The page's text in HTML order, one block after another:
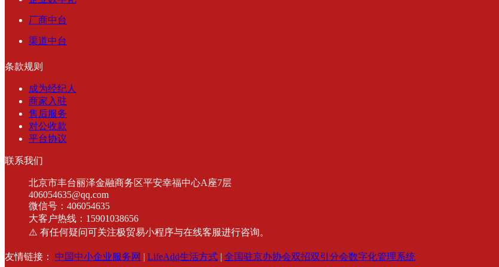
厂商中台
渠道中台
条款规则
成为经纪人
商家入驻
售后服务
对公收款
平台协议
联系我们
北京市丰台丽泽金融商务区平安幸福中心A座7层
406054635@qq.com
微信号：406054635
大客户热线：15901038656
⚠️ 有任何疑问可关注极贸易小程序与在线客服进行咨询。
友情链接： 中国中小企业服务网 | LifeAdd生活方式 | 全国驻京办协会双招双引分会数字化管理系统